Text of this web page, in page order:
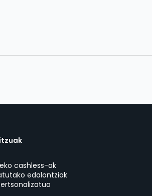
cashless-ak
edalontziak